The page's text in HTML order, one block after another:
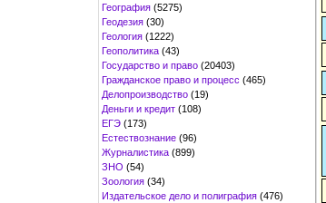
География (5275)
Геодезия (30)
Геология (1222)
Геополитика (43)
Государство и право (20403)
Гражданское право и процесс (465)
Делопроизводство (19)
Деньги и кредит (108)
ЕГЭ (173)
Естествознание (96)
Журналистика (899)
ЗНО (54)
Зоология (34)
Издательское дело и полиграфия (476)